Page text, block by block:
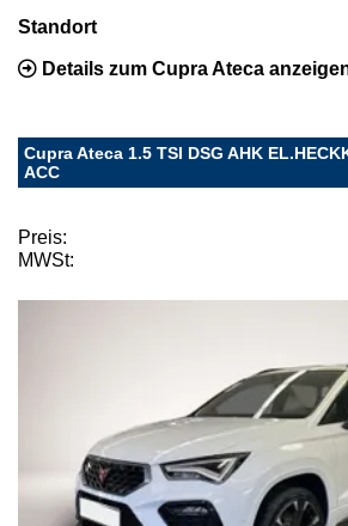
Standort
Details zum Cupra Ateca
Cupra Ateca 1.5 TSI DSG AHK
ACC
Preis:
MWSt: